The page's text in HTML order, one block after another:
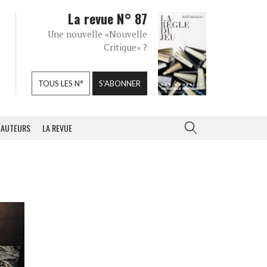
La revue N° 87
Une nouvelle «Nouvelle
Critique» ?
TOUS LES N° S'ABONNER
AUTEURS LA REVUE